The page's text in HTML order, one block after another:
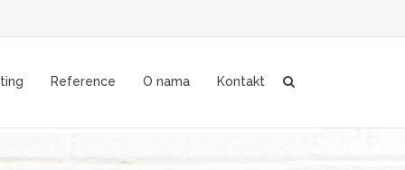
Reference O nama Kontakt